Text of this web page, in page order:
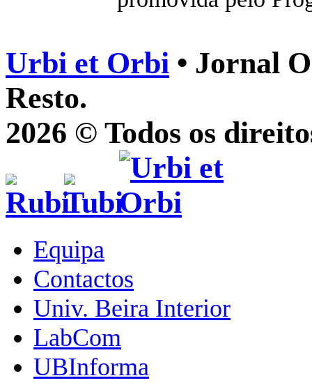
Urbi et Orbi • Jornal
Resto.
2026 © Todos os
Equipa
Contactos
Univ. Beira Interior
LabCom
UBInforma